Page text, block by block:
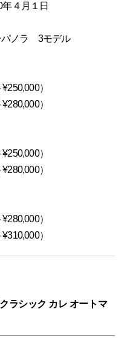
月１日
3モデル
）
）
）
）
）
）
ラシック カレ オートマ